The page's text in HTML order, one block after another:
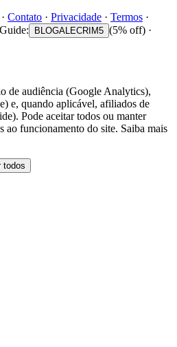
· Contato · Privacidade · Termos ·
BLOGALECRIM5 (5% off) ·
de audiência (Google Analytics),
e, quando aplicável, afiliados de
Pode aceitar todos ou manter
ao funcionamento do site. Saiba mais
todos